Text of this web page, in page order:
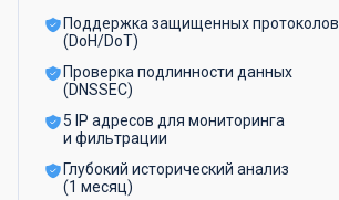
Поддержка защищенных протоколов
(DoH/DoT)
Проверка подлинности данных
(DNSSEC)
5 IP адресов для мониторинга
и фильтрации
Глубокий исторический анализ
(1 месяц)